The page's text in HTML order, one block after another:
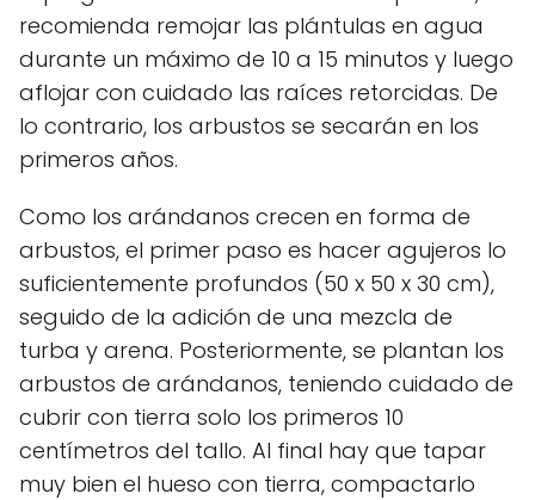
recomienda remojar las plántulas en agua
durante un máximo de 10 a 15 minutos y luego
aflojar con cuidado las raíces retorcidas. De
lo contrario, los arbustos se secarán en los
primeros años.
Como los arándanos crecen en forma de
arbustos, el primer paso es hacer agujeros lo
suficientemente profundos (50 x 50 x 30 cm),
seguido de la adición de una mezcla de
turba y arena. Posteriormente, se plantan los
arbustos de arándanos, teniendo cuidado de
cubrir con tierra solo los primeros 10
centímetros del tallo. Al final hay que tapar
muy bien el hueso con tierra, compactarlo